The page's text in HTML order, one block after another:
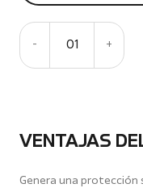
VENTAJAS
Genera una
- 01 +